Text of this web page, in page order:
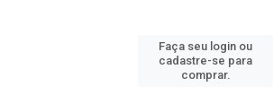
Faça seu login ou
cadastre-se para
comprar.